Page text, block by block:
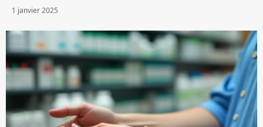
1 janvier 2025